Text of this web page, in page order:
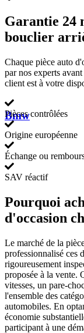
Bmw
Garantie 24
bouclier
Chaque pièce auto
par nos experts
client est à votre
Pièces contrôlées
Origine européenne
Échange ou
SAV réactif
Pourquoi
d'occasion
Le marché de la
professionnalisé ces
rigoureusement
proposée à la vente.
vitesses, un pare-
l'ensemble des
automobiles. En
économie
participant à une